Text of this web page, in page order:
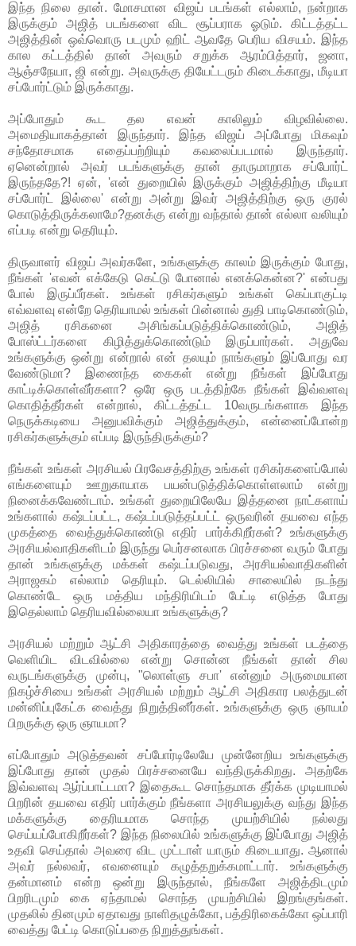
இந்த நிலை தான். மோசமான விஜய் படங்கள் எல்லாம், நன்றாக
இருக்கும் அஜித் படங்களை விட சூப்பராக ஓடும். கிட்டத்தட்ட
அஜித்தின் ஒவ்வொரு படமும் ஹிட் ஆவதே பெரிய விசயம். இந்த
கால கட்டத்தில் தான் அவரும் சறுக்க ஆரம்பித்தார், ஜனா,
ஆஞ்சநேயா, ஜி என்று. அவருக்கு தியேட்டரும் கிடைக்காது, மீடியா
சப்போர்ட்டும் இருக்காது.
அப்போதும் கூட தல எவன் காலிலும் விழவில்லை.
அமைதியாகத்தான் இருந்தார். இந்த விஜய் அப்போது மிகவும்
சந்தோசமாக எதைப்பற்றியும் கவலைப்படமால் இருந்தார்.
ஏனென்றால் அவர் படங்களுக்கு தான் தாருமாறாக சப்போர்ட்
இருந்ததே?! ஏன், 'என் துறையில் இருக்கும் அஜித்திற்கு மீடியா
சப்போர்ட் இல்லை' என்று அன்று இவர் அஜித்திற்கு ஒரு குரல்
கொடுத்திருக்கலாமே?தனக்கு என்று வந்தால் தான் எல்லா வலியும்
எப்படி என்று தெரியும்.
திருவாளர் விஜய் அவர்களே, உங்களுக்கு காலம் இருக்கும் போது,
நீங்கள் 'எவன் எக்கேடு கெட்டு போனால் எனக்கென்ன?' என்பது
போல் இருப்பீர்கள். உங்கள் ரசிகர்களும் உங்கள் கெப்பாகுட்டி
எவ்வளவு என்றே தெரியாமல் உங்கள் பின்னால் துதி பாடிகொண்டும்,
அஜித் ரசிகனை அசிங்கப்படுத்திக்கொண்டும், அஜித்
போஸ்ட்டர்களை கிழித்துக்கொண்டும் இருப்பார்கள். அதுவே
உங்களுக்கு ஒன்று என்றால் என் தலயும் நாங்களும் இப்போது வர
வேண்டுமா? இணைந்த கைகள் என்று நீங்கள் இப்போது
காட்டிக்கொள்வீர்களா? ஒரே ஒரு படத்திற்கே நீங்கள் இவ்வளவு
கொதித்தீர்கள் என்றால், கிட்டத்தட்ட 10வருடங்களாக இந்த
நெருக்கடியை அனுபவிக்கும் அஜித்துக்கும், என்னைப்போன்ற
ரசிகர்களுக்கும் எப்படி இருந்திருக்கும்?
நீங்கள் உங்கள் அரசியல் பிரவேசத்திற்கு உங்கள் ரசிகர்களைப்போல்
எங்களையும் ஊறுகாயாக பயன்படுத்திக்கொள்ளலாம் என்று
நினைக்கவேண்டாம். உங்கள் துறையிலேயே இத்தனை நாட்களாய்
உங்களால் கஷ்டப்பட்ட, கஷ்டப்படுத்தப்பட்ட் ஒருவரின் தயவை எந்த
முகத்தை வைத்துக்கொண்டு எதிர் பார்க்கிறீர்கள்? உங்களுக்கு
அரசியல்வாதிகளிடம் இருந்து பெர்சனலாக பிரச்சனை வரும் போது
தான் உங்களுக்கு மக்கள் கஷ்டப்படுவது, அரசியல்வாதிகளின்
அராஜகம் எல்லாம் தெரியும். டெல்லியில் சாலையில் நடந்து
கொண்டே ஒரு மத்திய மந்திரியிடம் பேட்டி எடுத்த போது
இதெல்லாம் தெரியவில்லையா உங்களுக்கு?
அரசியல் மற்றும் ஆட்சி அதிகாரத்தை வைத்து உங்கள் படத்தை
வெளியிட விடவில்லை என்று சொன்ன நீங்கள் தான் சில
வருடங்களுக்கு முன்பு, "லொள்ளு சபா' என்னும் அருமையான
நிகழ்ச்சியை உங்கள் அரசியல் மற்றும் ஆட்சி அதிகார பலத்துடன்
மன்னிப்புகேட்க வைத்து நிறுத்தினீர்கள். உங்களுக்கு ஒரு ஞாயம்
பிறருக்கு ஒரு ஞாயமா?
எப்போதும் அடுத்தவன் சப்போர்டிலேயே முன்னேறிய உங்களுக்கு
இப்போது தான் முதல் பிரச்சனையே வந்திருக்கிறது. அதற்கே
இவ்வளவு ஆர்ப்பாட்டமா? இதைகூட சொந்தமாக தீர்க்க முடியாமல்
பிறரின் தயவை எதிர் பார்க்கும் நீங்களா அரசியலுக்கு வந்து இந்த
மக்களுக்கு தைரியமாக சொந்த முயற்சியில் நல்லது
செய்யப்போகிறீர்கள்? இந்த நிலையில் உங்களுக்கு இப்போது அஜித்
உதவி செய்தால் அவரை விட முட்டாள் யாரும் கிடையாது. ஆனால்
அவர் நல்லவர், எவனையும் கழுத்தறுக்கமாட்டார். உங்களுக்கு
தன்மானம் என்ற ஒன்று இருந்தால், நீங்களே அஜித்திடமும்
பிறரிடமும் கை ஏந்தாமல் சொந்த முயற்சியில் இறங்குங்கள்.
முதலில் தினமும் ஏதாவது நாளிதழுக்கோ, பத்திரிகைக்கோ ஒப்பாரி
வைத்து பேட்டி கொடுப்பதை நிறுத்துங்கள்.